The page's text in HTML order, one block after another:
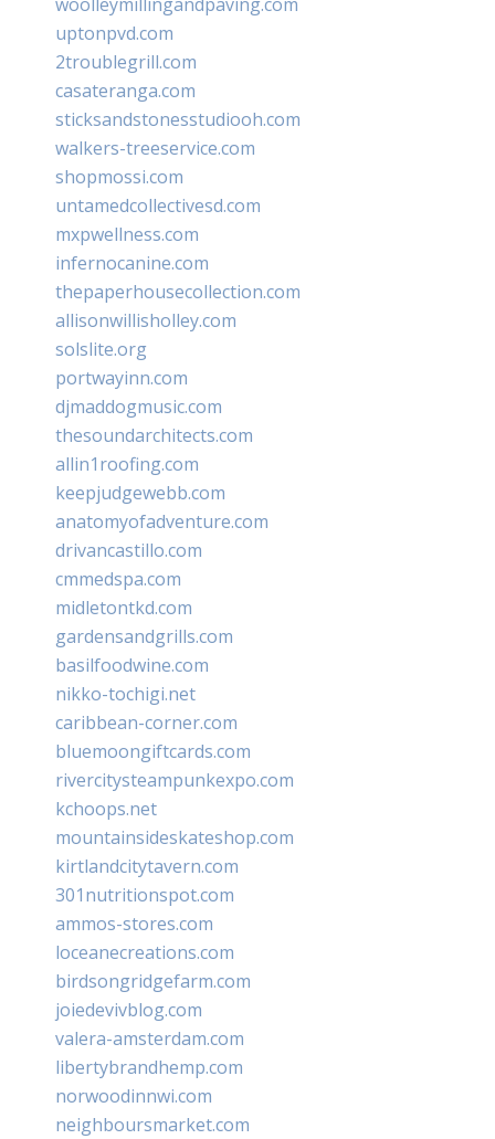
uptonpvd.com
2troublegrill.com
casateranga.com
sticksandstonesstudiooh.com
walkers-treeservice.com
shopmossi.com
untamedcollectivesd.com
mxpwellness.com
infernocanine.com
thepaperhousecollection.com
allisonwillisholley.com
solslite.org
portwayinn.com
djmaddogmusic.com
thesoundarchitects.com
allin1roofing.com
keepjudgewebb.com
anatomyofadventure.com
drivancastillo.com
cmmedspa.com
midletontkd.com
gardensandgrills.com
basilfoodwine.com
nikko-tochigi.net
caribbean-corner.com
bluemoongiftcards.com
rivercitysteampunkexpo.com
kchoops.net
mountainsideskateshop.com
kirtlandcitytavern.com
301nutritionspot.com
ammos-stores.com
loceanecreations.com
birdsongridgefarm.com
joiedevivblog.com
valera-amsterdam.com
libertybrandhemp.com
norwoodinnwi.com
neighboursmarket.com